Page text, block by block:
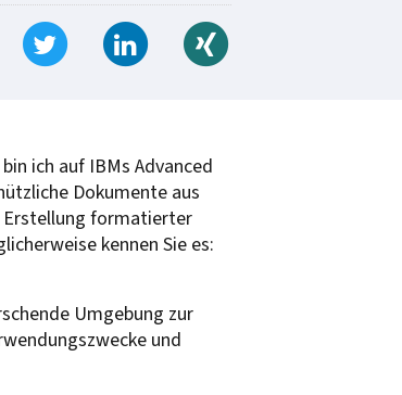
Tweet Share on LinkedIn
bin ich auf IBMs Advanced
Dokumente aus
Erstellung formatierter
kennen Sie es:
Umgebung zur
und